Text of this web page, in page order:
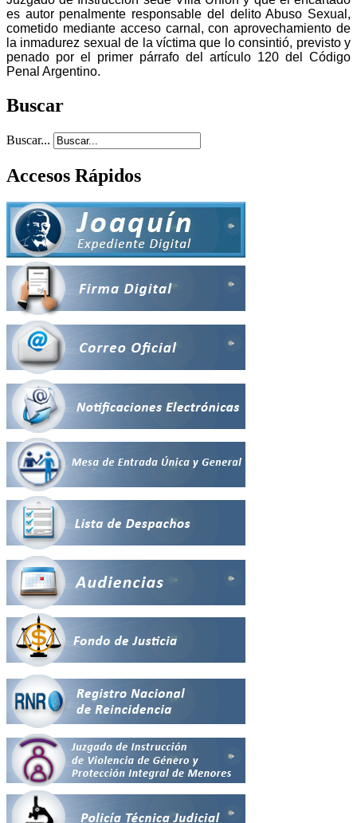
es autor penalmente responsable del delito Abuso Sexual,
cometido mediante acceso carnal, con aprovechamiento de
la inmadurez sexual de la víctima que lo consintió, previsto y
penado por el primer párrafo del artículo 120 del Código
Penal Argentino.
Buscar
Buscar...
Accesos Rápidos